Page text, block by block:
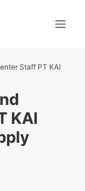
Staff PT KAI
KAI